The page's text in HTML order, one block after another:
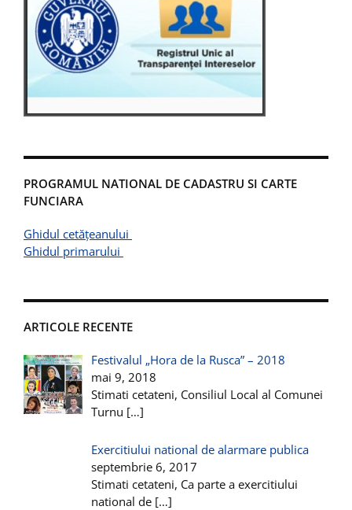
PROGRAMUL NATIONAL DE CADASTRU SI CARTE
FUNCIARA
Ghidul cetățeanului
Ghidul primarului
ARTICOLE RECENTE
Festivalul „Hora de la Rusca” – 2018
mai 9, 2018
Stimati cetateni, Consiliul Local al Comunei
Turnu […]
Exercitiului national de alarmare publica
septembrie 6, 2017
Stimati cetateni, Ca parte a exercitiului
national de […]